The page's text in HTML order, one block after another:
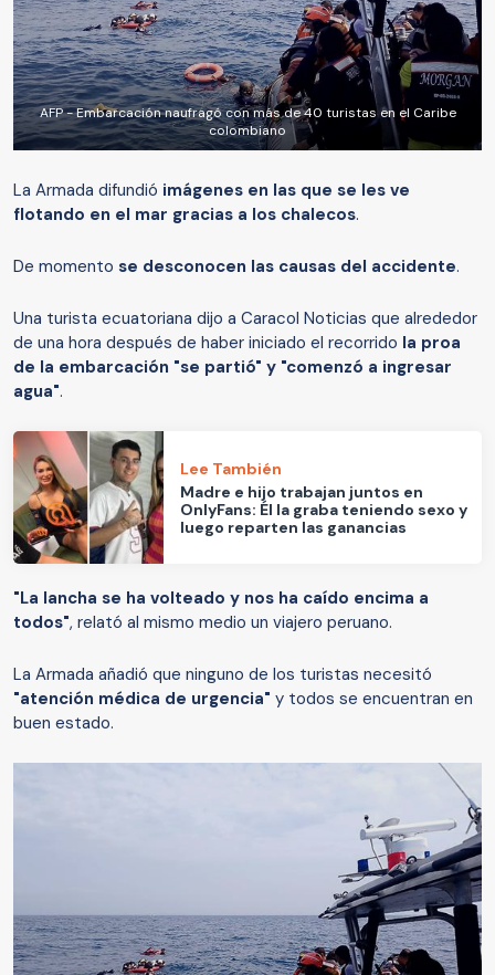
AFP - Embarcación naufragó con más de 40 turistas en el Caribe
colombiano
La Armada difundió imágenes en las que se les ve
flotando en el mar gracias a los chalecos.
De momento se desconocen las causas del accidente.
Una turista ecuatoriana dijo a Caracol Noticias que alrededor
de una hora después de haber iniciado el recorrido la proa
de la embarcación "se partió" y "comenzó a ingresar
agua".
Lee También
Madre e hijo trabajan juntos en
OnlyFans: Él la graba teniendo sexo y
luego reparten las ganancias
"La lancha se ha volteado y nos ha caído encima a
todos", relató al mismo medio un viajero peruano.
La Armada añadió que ninguno de los turistas necesitó
"atención médica de urgencia" y todos se encuentran en
buen estado.